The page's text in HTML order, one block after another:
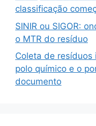
classificação
SINIR ou SIGOR:
o MTR do resíduo
Coleta de
polo químico e o
documento